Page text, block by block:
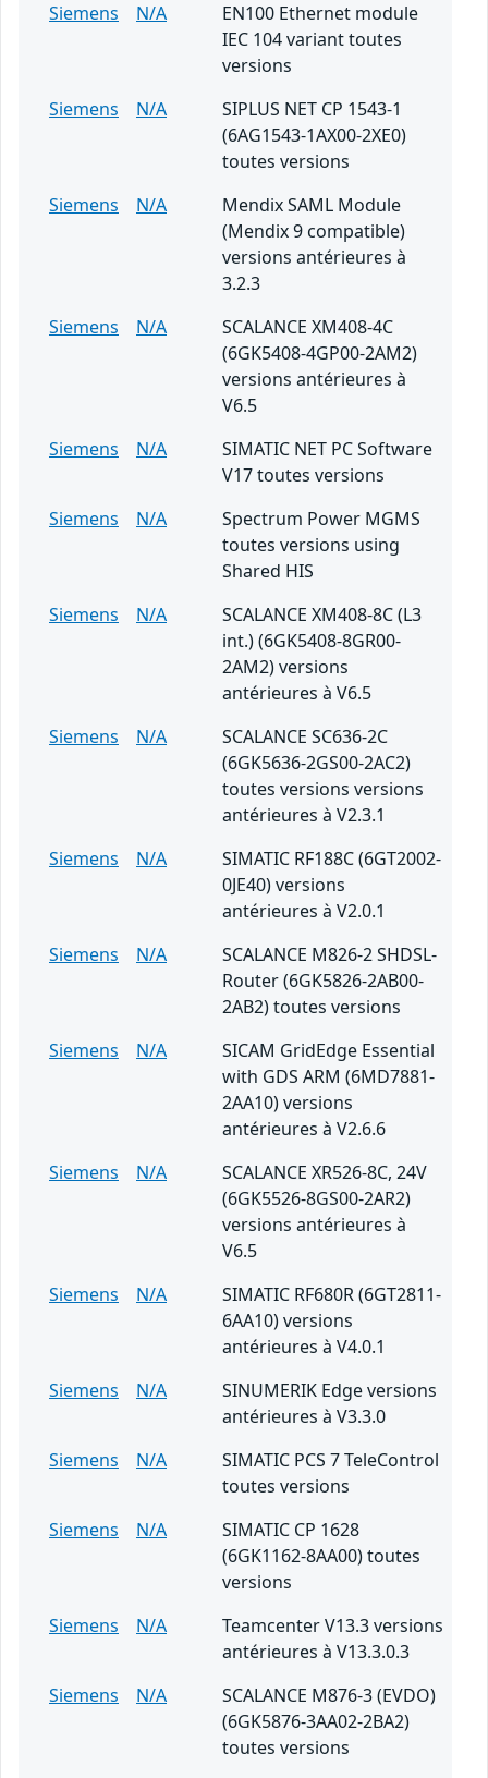
Siemens N/A
EN100 Ethernet module
IEC 104 variant toutes
versions
Siemens
N/A
SIPLUS NET CP 1543-1
(6AG1543-1AX00-2XE0)
toutes versions
Siemens
N/A
Mendix SAML Module
(Mendix 9 compatible)
versions antérieures à
3.2.3
Siemens
N/A
SCALANCE XM408-4C
(6GK5408-4GP00-2AM2)
versions antérieures à
V6.5
Siemens
N/A
SIMATIC NET PC Software
V17 toutes versions
Siemens
N/A
Spectrum Power MGMS
toutes versions using
Shared HIS
Siemens
N/A
SCALANCE XM408-8C (L3
int.) (6GK5408-8GR00-
2AM2) versions
antérieures à V6.5
Siemens
N/A
SCALANCE SC636-2C
(6GK5636-2GS00-2AC2)
toutes versions versions
antérieures à V2.3.1
Siemens
N/A
SIMATIC RF188C (6GT2002-
0JE40) versions
antérieures à V2.0.1
Siemens
N/A
SCALANCE M826-2 SHDSL-
Router (6GK5826-2AB00-
2AB2) toutes versions
Siemens
N/A
SICAM GridEdge Essential
with GDS ARM (6MD7881-
2AA10) versions
antérieures à V2.6.6
Siemens
N/A
SCALANCE XR526-8C, 24V
(6GK5526-8GS00-2AR2)
versions antérieures à
V6.5
Siemens
N/A
SIMATIC RF680R (6GT2811-
6AA10) versions
antérieures à V4.0.1
Siemens
N/A
SINUMERIK Edge versions
antérieures à V3.3.0
Siemens
N/A
SIMATIC PCS 7 TeleControl
toutes versions
Siemens
N/A
SIMATIC CP 1628
(6GK1162-8AA00) toutes
versions
Siemens
N/A
Teamcenter V13.3 versions
antérieures à V13.3.0.3
Siemens
N/A
SCALANCE M876-3 (EVDO)
(6GK5876-3AA02-2BA2)
toutes versions